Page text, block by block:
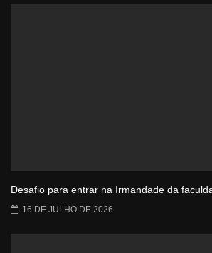
Desafio para entrar na Irmandade da
16 DE JULHO DE 2026